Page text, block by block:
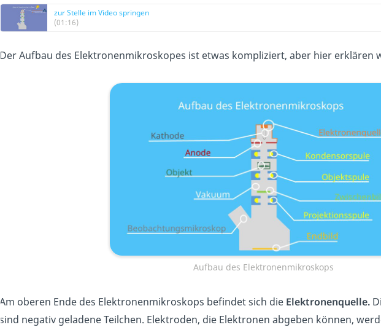
zur Stelle im Video springen
(01:16)
Der Aufbau des Elektronenmikroskopes ist etwas kompliziert, aber hier erklären
Aufbau des Elektronenmikroskops
Am oberen Ende des Elektronenmikroskops befindet sich die Elektronenquelle.
sind negativ geladene Teilchen. Elektroden, die Elektronen abgeben können,